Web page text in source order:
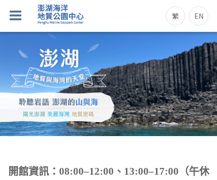
繁 EN
開館資訊：08:00–12:00、13:00–17:00（午休